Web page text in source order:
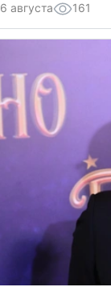
6 августа 161